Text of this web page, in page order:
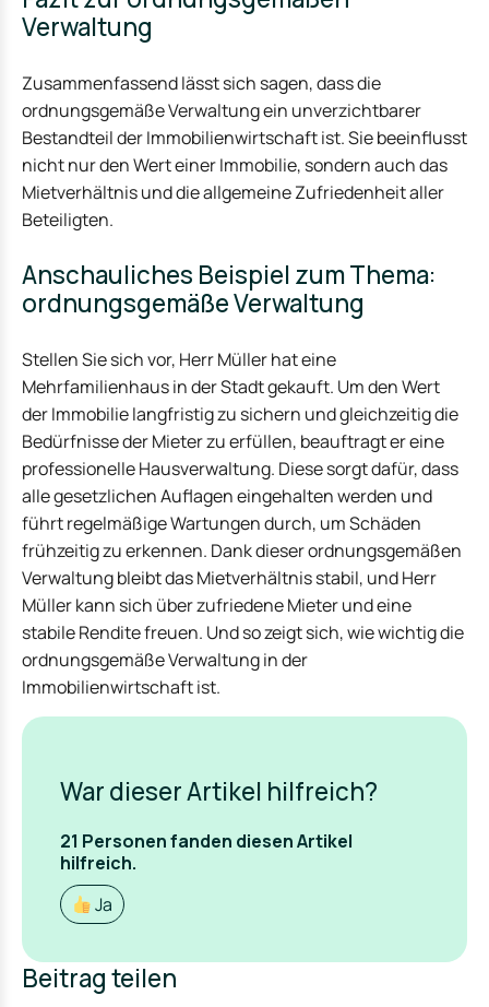
Verwaltung
Zusammenfassend lässt sich sagen, dass die
ordnungsgemäße Verwaltung ein unverzichtbarer
Bestandteil der Immobilienwirtschaft ist. Sie beeinflusst
nicht nur den Wert einer Immobilie, sondern auch das
Mietverhältnis und die allgemeine Zufriedenheit aller
Beteiligten.
Anschauliches Beispiel zum Thema:
ordnungsgemäße Verwaltung
Stellen Sie sich vor, Herr Müller hat eine
Mehrfamilienhaus in der Stadt gekauft. Um den Wert
der Immobilie langfristig zu sichern und gleichzeitig die
Bedürfnisse der Mieter zu erfüllen, beauftragt er eine
professionelle Hausverwaltung. Diese sorgt dafür, dass
alle gesetzlichen Auflagen eingehalten werden und
führt regelmäßige Wartungen durch, um Schäden
frühzeitig zu erkennen. Dank dieser ordnungsgemäßen
Verwaltung bleibt das Mietverhältnis stabil, und Herr
Müller kann sich über zufriedene Mieter und eine
stabile Rendite freuen. Und so zeigt sich, wie wichtig die
ordnungsgemäße Verwaltung in der
Immobilienwirtschaft ist.
War dieser Artikel hilfreich?
21 Personen fanden diesen Artikel
hilfreich.
Ja
Beitrag teilen